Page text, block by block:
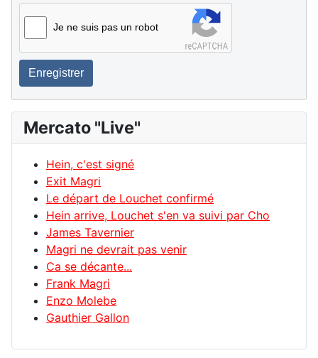
Je ne suis pas un robot
Enregistrer
Mercato "Live"
Hein, c'est signé
Exit Magri
Le départ de Louchet confirmé
Hein arrive, Louchet s'en va suivi par Cho
James Tavernier
Magri ne devrait pas venir
Ca se décante...
Frank Magri
Enzo Molebe
Gauthier Gallon